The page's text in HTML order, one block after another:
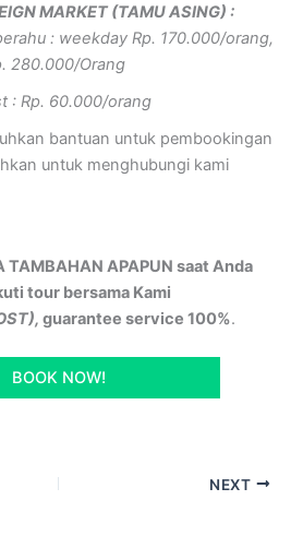
MARKET (TAMU ASING) :
: weekday Rp. 170.000/orang,
280.000/Orang
: Rp. 60.000/orang
bantuan untuk pembookingan
untuk menghubungi kami
TAMBAHAN APAPUN saat Anda
tour bersama Kami
guarantee service 100%.
BOOK NOW!
NEXT